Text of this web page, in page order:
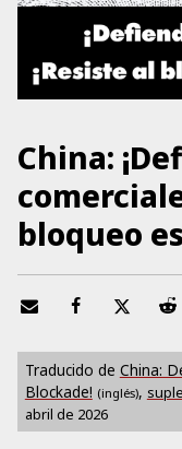
China:
bloqueo
Traducido de China:
Blockade! (inglés),
abril de 2026